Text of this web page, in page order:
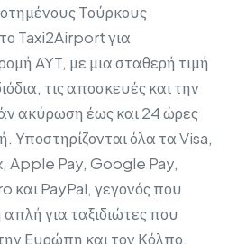
Τούρκους
Taxi2Airport για
AYT, με μια σταθερή τιμή
τις αποσκευές και την
ακύρωση έως και 24 ώρες
Υποστηρίζονται όλα τα Visa,
Apple Pay, Google Pay,
και PayPal, γεγονός που
για ταξιδιώτες που
Ευρώπη και τον Κόλπο.